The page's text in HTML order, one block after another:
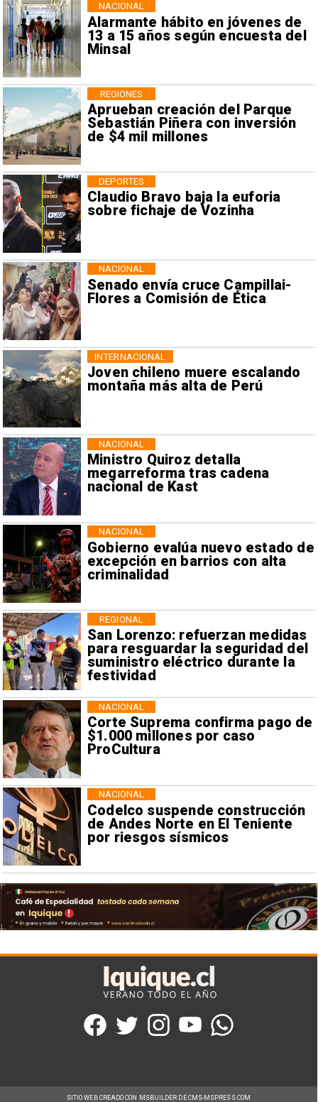
Alarmante hábito en jóvenes de
13 a 15 años según encuesta del
Minsal
NACIONAL
Aprueban creación del Parque
Sebastián Piñera con inversión
de $4 mil millones
REGIONES
Claudio Bravo baja la euforia
sobre fichaje de Vozinha
DEPORTES
Senado envía cruce Campillai-
Flores a Comisión de Ética
NACIONAL
Joven chileno muere escalando
montaña más alta de Perú
INTERNACIONAL
Ministro Quiroz detalla
megarreforma tras cadena
nacional de Kast
NACIONAL
Gobierno evalúa nuevo estado de
excepción en barrios con alta
criminalidad
NACIONAL
San Lorenzo: refuerzan medidas
para resguardar la seguridad del
suministro eléctrico durante la
festividad
REGIONAL
Corte Suprema confirma pago de
$1.000 millones por caso
ProCultura
NACIONAL
Codelco suspende construcción
de Andes Norte en El Teniente
por riesgos sísmicos
NACIONAL
SITIO WEB CREADO CON MSBUILDER DE CMS-MSPRESS.COM